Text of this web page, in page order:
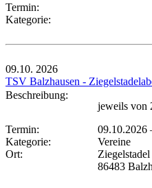
Termin:
Kategorie:
09.10. 2026
TSV Balzhausen -
Beschreibung:
jeweils von
Termin:
09.10.2026
Kategorie:
Vereine
Ort:
Ziegelstadel
86483